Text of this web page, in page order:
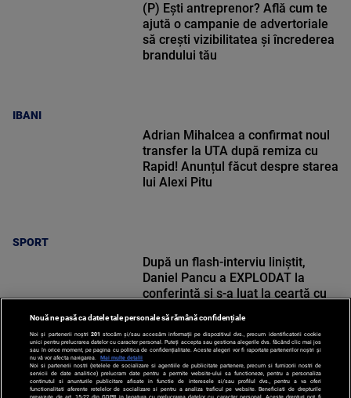
IBANI
(P) Ești antreprenor? Află cum te
ajută o campanie de advertoriale
să crești vizibilitatea și încrederea
brandului tău
SPORT
Adrian Mihalcea a confirmat noul
transfer la UTA după remiza cu
Rapid! Anunțul făcut despre starea
lui Alexi Pitu
SPORT
După un flash-interviu liniștit,
Daniel Pancu a EXPLODAT la
conferință și s-a luat la ceartă cu
strigați”
Nouă ne pasă ca datele tale personale să rămână confidențiale
Noi și partenerii noștri 201 stocăm și/sau accesăm informații pe dispozitivul dvs., precum identificatorii cookie
unici pentru prelucrarea datelor cu caracter personal. Puteți accepta sau gestiona alegerile dvs. făcând clic mai jos
sau în orice moment, pe pagina cu politica de confidențialitate. Aceste alegeri vor fi raportate partenerilor noștri și
nu vă vor afecta navigarea.
Mai multe detalii
Noi si partenerii nostri (retelele de socializare si agentiile de publicitate partenere, precum si furnizorii nostri de
servicii de date analitice) prelucram date pentru a permite website-ului sa functioneze, pentru a personaliza
continutul si anunturile publicitare afisate in functie de interesele si/sau profilul dvs., pentru a va oferi
functionalitati aferente retelelor de socializare si pentru a analiza traficul pe website. Beneficiati de drepturile
prevazute de art. 15-22 din GDPR in legatura cu prelucrarea datelor cu caracter personal. Aceste drepturi pot fi